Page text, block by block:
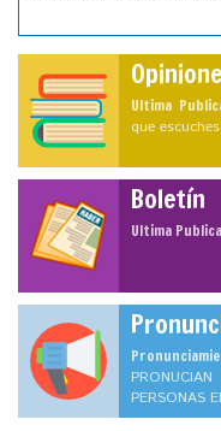
Ultima
que escuches
Boletín
Ultima
PERSONAS